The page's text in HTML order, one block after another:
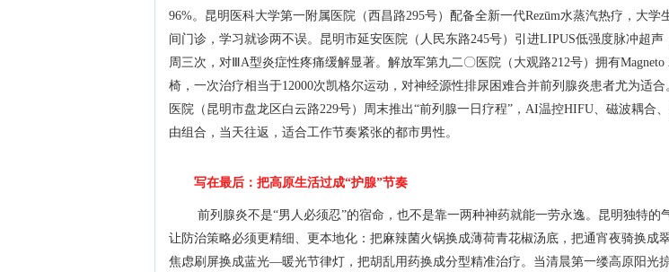
96%。昆明医科大学第一附属医院（西昌路295号）配备全新一代Rezūm水蒸汽热疗，大学
间门诊，学习就诊两不误。昆明市延安医院（人民东路245号）引进LIPUS低强度脉冲超声
周三次，对ⅢA型炎症性疼痛缓解显著。解放军第九二〇医院（大观路212号）拥有Magneto
椅，一次治疗相当于12000次凯格尔运动，对神经源性排尿困难合并前列腺炎患者尤为适合
医院（昆明市盘龙区白云路229号）周末推出“前列腺一日疗程”，AI温控HIFU、磁波耦合
由组合，当天往返，适合工作节奏紧张的都市男性。
写在最后：把高原生活过成“护腺”节奏
前列腺炎不是“男人必须忍”的宿命，也不是靠一两种神药就能一劳永逸。昆明独特的
让防治策略必须更精细、更本地化：把麻辣菌火锅换成薄荷青花椒汤底，把通宵夜骑换成
焦虑刷屏换成蓝光—暖光节律灯，把胡乱用药换成分型精准治疗。当清晨第一缕高原阳光